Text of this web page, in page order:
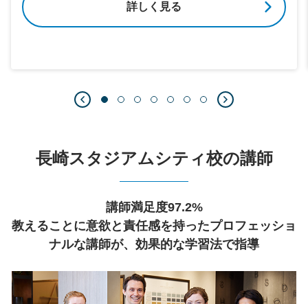
詳しく見る
長崎スタジアムシティ校の講師
講師満足度97.2%
教えることに意欲と責任感を持ったプロフェッショ
ナルな講師が、効果的な学習法で指導